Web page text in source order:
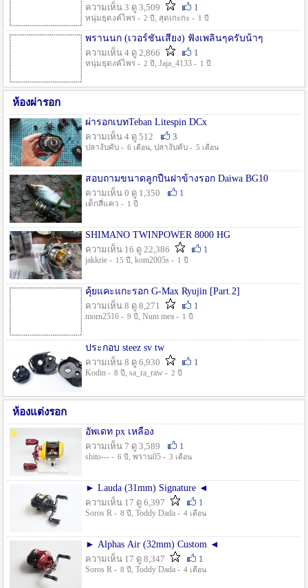
ความเห็น 3 ดู 3,509
1
หนุ่มธุดงค์ไพร - 2 ปี , สุดเกะกะ - 1 ปี
พรานนก (เวอร์ชั่นเสียง) ฟังเพลินๆครับน้าๆ
ความเห็น 4 ดู 2,866
1
หนุ่มธุดงค์ไพร - 2 ปี , Jaja_4133 - 1 ปี
ห้องผ่ารอก
ผ่ารอกเบทTeban Litespin DCx
ความเห็น 4 ดู 512
3
ปลางับคับ - 6 เดือน, ปลางับคับ - 5 เดือน
สอบถามขนาดลูกปืนฝาข้างรอก Daiwa BG10
ความเห็น 0 ดู 1,350
1
เด็กสี่แคว - 1 ปี
SHIMANO TWINPOWER 8000 HG
ความเห็น 16 ดู 22,386
1
jakkrie - 15 ปี , kom2005s - 1 ปี
คุ้ยแคะแกะรอก G-Max Ryujin [Part.2]
ความเห็น 8 ดู 8,271
1
morn2516 - 9 ปี , Num mea - 1 ปี
ประกอบ steez sv tw
ความเห็น 8 ดู 6,930
1
Kodin - 8 ปี , sa_ra_raw - 2 ปี
ห้องแต่งรอก
อัพเดท px เหลือง
ความเห็น 7 ดู 3,589
1
shito--- - 6 ปี , พราน05 - 3 เดือน
► Lauda (31mm) Signature ◄
ความเห็น 17 ดู 6,397
1
Soros R - 8 ปี , Toddy Dada - 4 เดือน
► Alphas Air (32mm) Custom ◄
ความเห็น 17 ดู 8,347
1
Soros R - 8 ปี , Toddy Dada - 4 เดือน